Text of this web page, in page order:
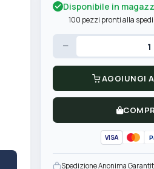
Disponibile in
100 pezzi pronti alla
−
AGGIUNGI
VISA
Spedizione Anonima